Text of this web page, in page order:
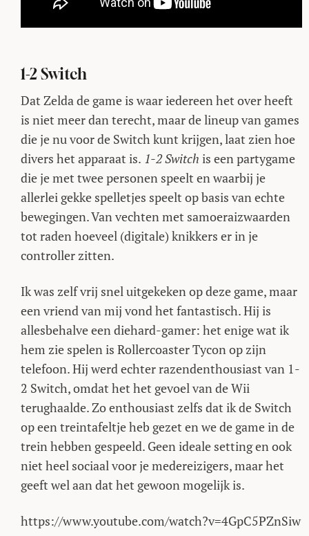
1-2 Switch
Dat Zelda de game is waar iedereen het over heeft
is niet meer dan terecht, maar de lineup van games
die je nu voor de Switch kunt krijgen, laat zien hoe
divers het apparaat is. 1-2 Switch is een partygame
die je met twee personen speelt en waarbij je
allerlei gekke spelletjes speelt op basis van echte
bewegingen. Van vechten met samoeraizwaarden
tot raden hoeveel (digitale) knikkers er in je
controller zitten.
Ik was zelf vrij snel uitgekeken op deze game, maar
een vriend van mij vond het fantastisch. Hij is
allesbehalve een diehard-gamer: het enige wat ik
hem zie spelen is Rollercoaster Tycon op zijn
telefoon. Hij werd echter razendenthousiast van 1-
2 Switch, omdat het het gevoel van de Wii
terughaalde. Zo enthousiast zelfs dat ik de Switch
op een treintafeltje heb gezet en we de game in de
trein hebben gespeeld. Geen ideale setting en ook
niet heel sociaal voor je medereizigers, maar het
geeft wel aan dat het gewoon mogelijk is.
https://www.youtube.com/watch?v=4GpC5PZnSiw